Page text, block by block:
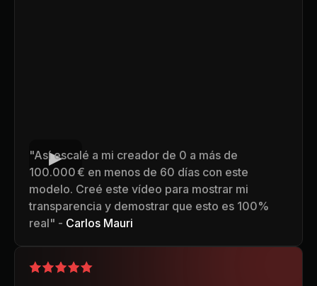
"Así escalé a mi creador de 0 a más de
100.000 € en menos de 60 días con este
modelo. Creé este vídeo para mostrar mi
transparencia y demostrar que esto es 100%
real" - Carlos Mauri